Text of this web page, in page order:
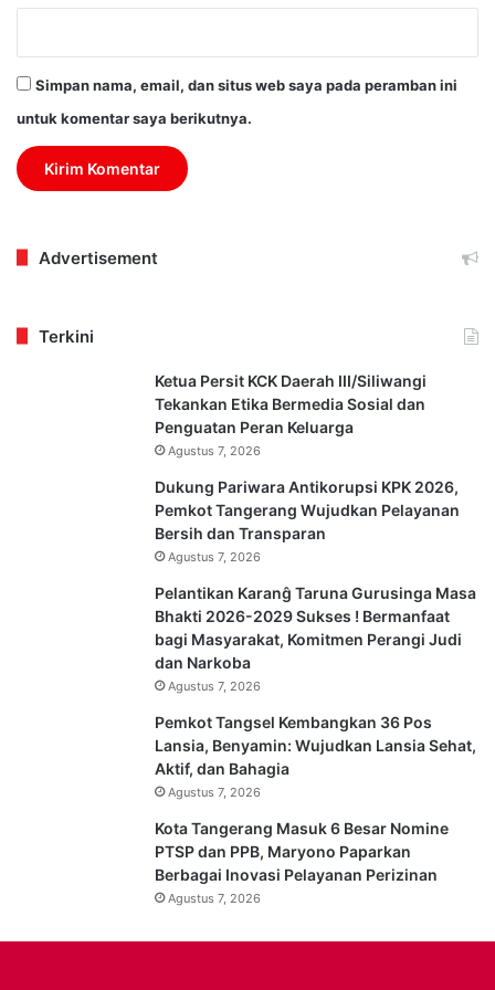
Simpan nama, email, dan situs web saya pada peramban ini
untuk komentar saya berikutnya.
Advertisement
Terkini
Ketua Persit KCK Daerah III/Siliwangi
Tekankan Etika Bermedia Sosial dan
Penguatan Peran Keluarga
Agustus 7, 2026
Dukung Pariwara Antikorupsi KPK 2026,
Pemkot Tangerang Wujudkan Pelayanan
Bersih dan Transparan
Agustus 7, 2026
Pelantikan Karanĝ Taruna Gurusinga Masa
Bhakti 2026-2029 Sukses ! Bermanfaat
bagi Masyarakat, Komitmen Perangi Judi
dan Narkoba
Agustus 7, 2026
Pemkot Tangsel Kembangkan 36 Pos
Lansia, Benyamin: Wujudkan Lansia Sehat,
Aktif, dan Bahagia
Agustus 7, 2026
Kota Tangerang Masuk 6 Besar Nomine
PTSP dan PPB, Maryono Paparkan
Berbagai Inovasi Pelayanan Perizinan
Agustus 7, 2026